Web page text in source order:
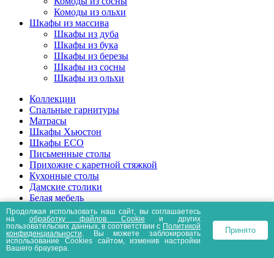
Комоды из ольхи
Шкафы из массива
Шкафы из дуба
Шкафы из бука
Шкафы из березы
Шкафы из сосны
Шкафы из ольхи
Коллекции
Спальные гарнитуры
Матрасы
Шкафы Хьюстон
Шкафы ECO
Письменные столы
Прихожие с каретной стяжкой
Кухонные столы
Дамские столики
Белая мебель
Журнальные столики
Дачные столы
Стулья
Табуреты
Диваны, лавки
Продолжая использовать наш сайт, вы соглашаетесь
на обработку файлов Сookie и других
пользовательских данных, в соответствии с Политикой
конфиденциальности . Вы можете заблокировать
использование Cookies сайтом, изменив настройки
Вашего браузера.
Принято